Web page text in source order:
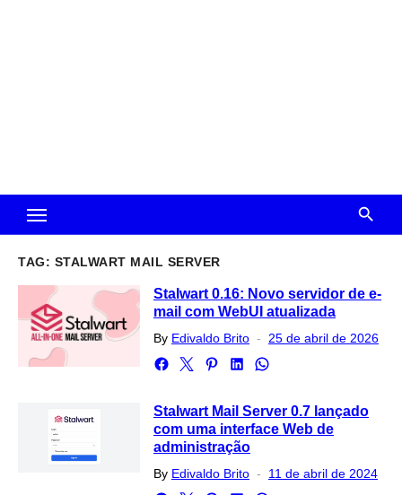
TAG: STALWART MAIL SERVER
Stalwart 0.16: Novo servidor de e-
mail com WebUI atualizada
By Edivaldo Brito
Posted
25 de abril de 2026
Stalwart Mail Server 0.7 lançado
com uma interface Web de
administração
By Edivaldo Brito
Posted
11 de abril de 2024